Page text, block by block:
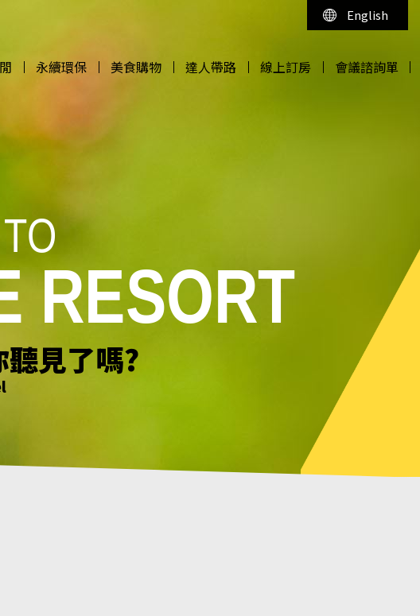
永續環保
美食購物
達人帶路
線上訂房
會議諮詢單
English
RESORT
見了嗎?
RESORT
幸不用等待
RESORT
RESORT
見了嗎?